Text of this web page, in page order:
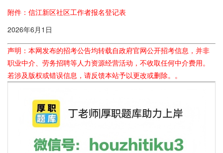
附件：信江新区社区工作者报名登记表
2026年6月1日
声明：本网发布的招考公告均转载自政府官网公开招考信息，并非
职业中介、劳务招聘等人力资源经营活动，不收取任何中介费用。
若涉及版权或错误信息，请反馈本站予以更改或删除。。